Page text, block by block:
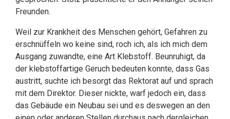
Freunden.
Weil zur Krankheit des Menschen gehört, Gefahren zu
erschnüffeln wo keine sind, roch ich, als ich mich dem
Ausgang zuwandte, eine Art Klebstoff. Beunruhigt, da
der klebstoffartige Geruch bedeuten konnte, dass Gas
austritt, suchte ich besorgt das Rektorat auf und sprach
mit dem Direktor. Dieser nickte, warf jedoch ein, dass
das Gebäude ein Neubau sei und es deswegen an den